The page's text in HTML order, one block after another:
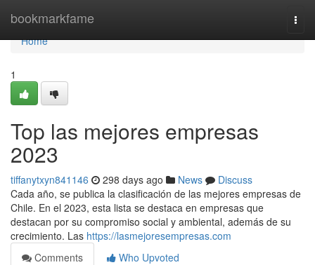
bookmarkfame
Home
Home
1
Top las mejores empresas
2023
tiffanytxyn841146 298 days ago News
Discuss
Cada año, se publica la clasificación de las mejores empresas de
Chile. En el 2023, esta lista se destaca en empresas que
destacan por su compromiso social y ambiental, además de su
crecimiento. Las https://lasmejoresempresas.com
Comments
Who Upvoted